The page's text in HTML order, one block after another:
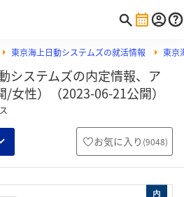
東京海上日動システムズの就活情報 東京
システムズの内定情報、ア
/女性）（2023-06-21公開）
お気に入り (9048)